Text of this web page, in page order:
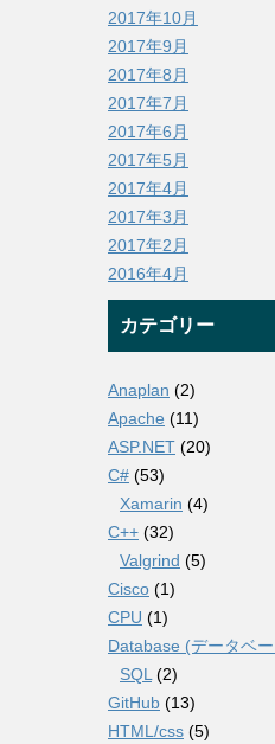
2017年10月
2017年9月
2017年8月
2017年7月
2017年6月
2017年5月
2017年4月
2017年3月
2017年2月
2016年4月
カテゴリー
Anaplan (2)
Apache (11)
ASP.NET (20)
C# (53)
Xamarin (4)
C++ (32)
Valgrind (5)
Cisco (1)
CPU (1)
Database (データベ
SQL (2)
GitHub (13)
HTML/css (5)